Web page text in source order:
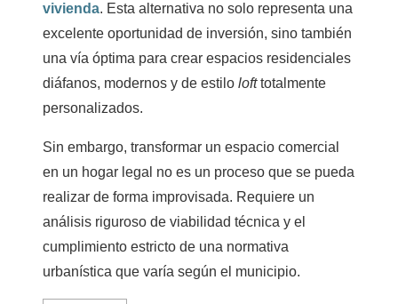
vivienda. Esta alternativa no solo representa una
excelente oportunidad de inversión, sino también
una vía óptima para crear espacios residenciales
diáfanos, modernos y de estilo lofttotalmente
personalizados.
Sin embargo, transformar un espacio comercial
en un hogar legal no es un proceso que se pueda
realizar de forma improvisada. Requiere un
análisis riguroso de viabilidad técnica y el
cumplimiento estricto de una normativa
urbanística que varía según el municipio.